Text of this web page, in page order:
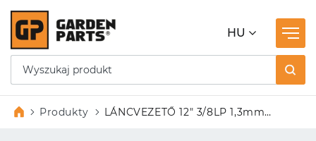
HU
Produkty
LÁNCVEZETŐ 12″ 3/8LP 1,3mm